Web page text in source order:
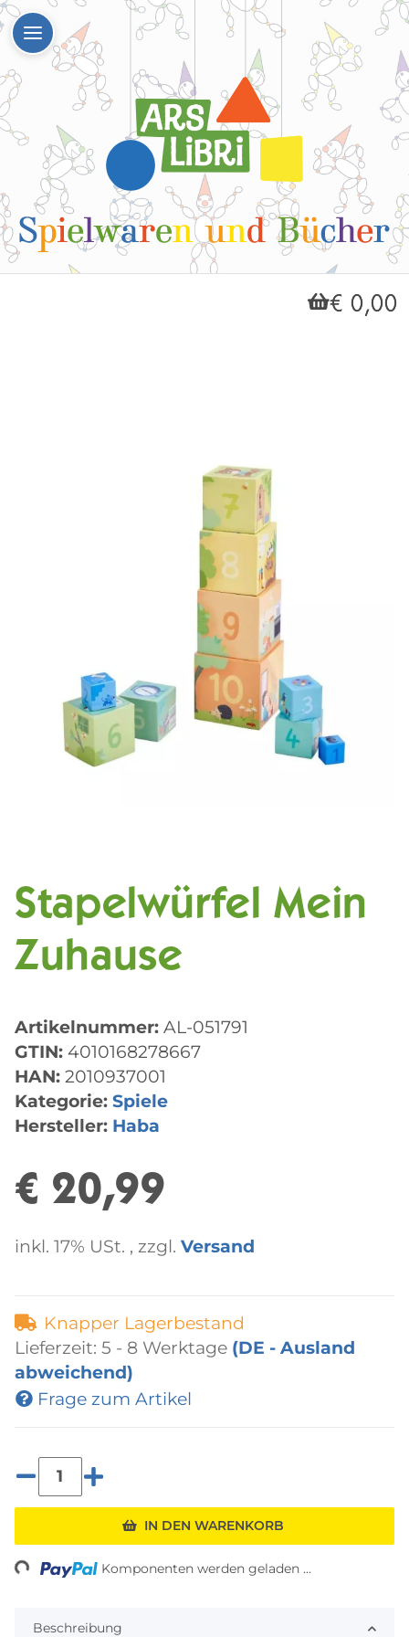
€ 0,00
Stapelwürfel Mein
Zuhause
Artikelnummer: AL-051791
GTIN: 4010168278667
HAN: 2010937001
Kategorie: Spiele
Hersteller: Haba
€ 20,99
inkl. 17% USt. , zzgl. Versand
Knapper Lagerbestand
Lieferzeit: 5 - 8 Werktage (DE - Ausland
abweichend)
Frage zum Artikel
IN DEN WARENKORB
Komponenten werden geladen ...
Beschreibung